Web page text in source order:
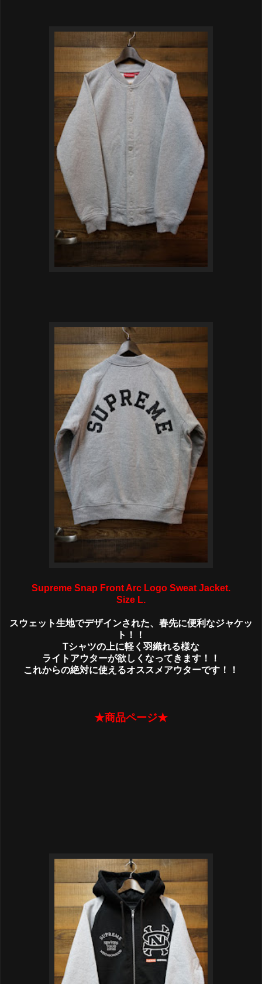
Supreme Snap Front Arc Logo Sweat Jacket.
Size L.
スウェット生地でデザインされた、春先に便利なジャケッ
ト！！
Tシャツの上に軽く羽織れる様な
ライトアウターが欲しくなってきます！！
これからの絶対に使えるオススメアウターです！！
★商品ページ★